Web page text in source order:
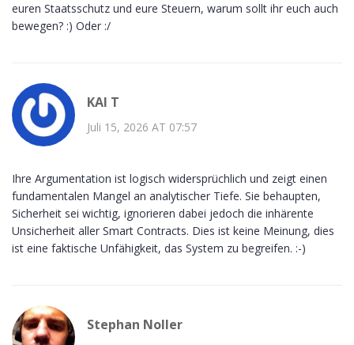
euren Staatsschutz und eure Steuern, warum sollt ihr euch auch
bewegen? :) Oder :/
KAI T
Juli 15, 2026 AT 07:57
Ihre Argumentation ist logisch widersprüchlich und zeigt einen
fundamentalen Mangel an analytischer Tiefe. Sie behaupten,
Sicherheit sei wichtig, ignorieren dabei jedoch die inhärente
Unsicherheit aller Smart Contracts. Dies ist keine Meinung, dies
ist eine faktische Unfähigkeit, das System zu begreifen. :-)
Stephan Noller